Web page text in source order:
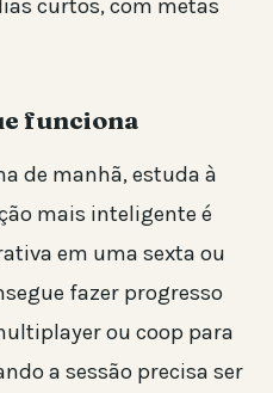
curtos, com metas
funciona
de manhã, estuda à
mais inteligente é
em uma sexta ou
fazer progresso
ou coop para
a sessão precisa ser